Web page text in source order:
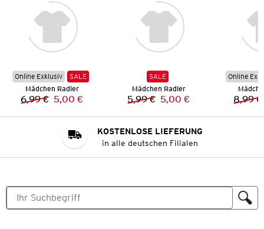
Online Exklusiv
SALE
Mädchen Radler
Vorheriger Preis:
6,99 € Neuer Preis:
5,00 €
SALE
Mädchen Radler
Vorheriger Preis:
5,99 € Neuer Preis:
5,00 €
Online
8,99 €
KOSTENLOSE LIEFERUNG
in alle deutschen Filialen